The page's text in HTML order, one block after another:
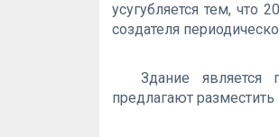
усугубляется тем, что
создателя
Здание является
предлагают